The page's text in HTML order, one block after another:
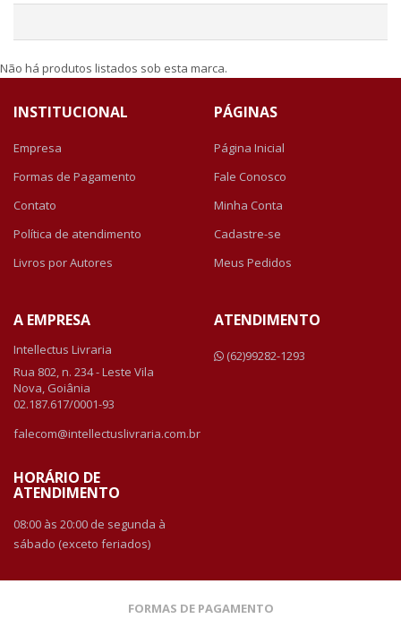
Não há produtos listados sob esta marca.
INSTITUCIONAL
Empresa
Formas de Pagamento
Contato
Política de atendimento
Livros por Autores
PÁGINAS
Página Inicial
Fale Conosco
Minha Conta
Cadastre-se
Meus Pedidos
A EMPRESA
Intellectus Livraria
Rua 802, n. 234 - Leste Vila
Nova, Goiânia
02.187.617/0001-93
falecom@intellectuslivraria.com.br
HORÁRIO DE
ATENDIMENTO
08:00 às 20:00 de segunda à
sábado (exceto feriados)
ATENDIMENTO
(62)99282-1293
FORMAS DE PAGAMENTO